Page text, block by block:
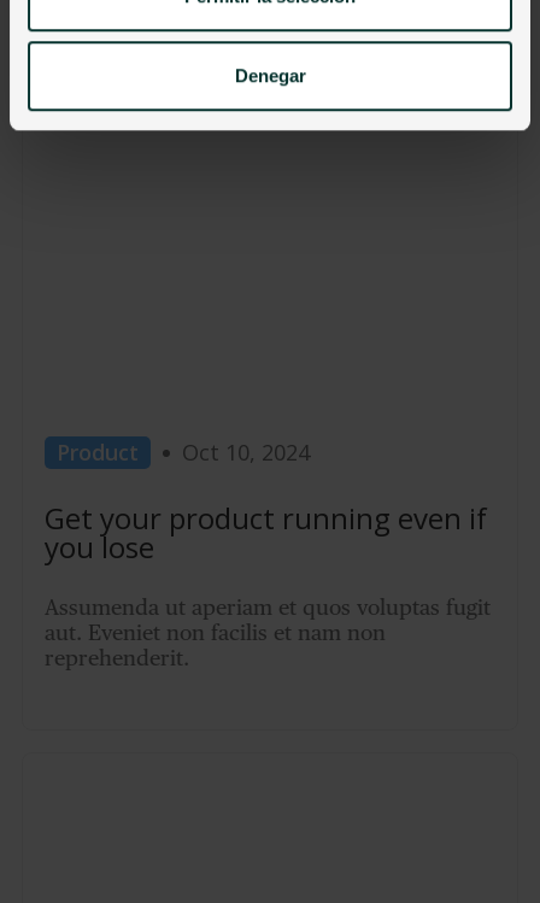
Denegar
... more insights
Product Oct 10, 2024
Get your product running even if
you lose
Assumenda ut aperiam et quos voluptas fugit
aut. Eveniet non facilis et nam non
reprehenderit.